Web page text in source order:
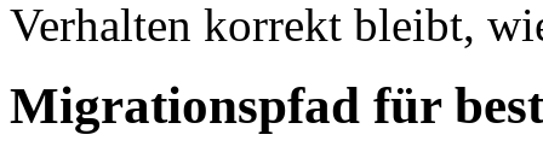
Verhalten korrekt bleibt,
Migrationspfad für